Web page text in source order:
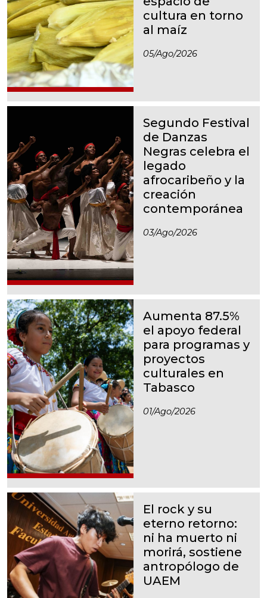
cultura en torno
al maíz
05/ago/2026
Segundo Festival
de Danzas
Negras celebra el
legado
afrocaribeño y la
creación
contemporánea
03/ago/2026
Aumenta 87.5%
el apoyo federal
para programas y
proyectos
culturales en
Tabasco
01/ago/2026
El rock y su
eterno retorno:
ni ha muerto ni
morirá, sostiene
antropólogo de
UAEM